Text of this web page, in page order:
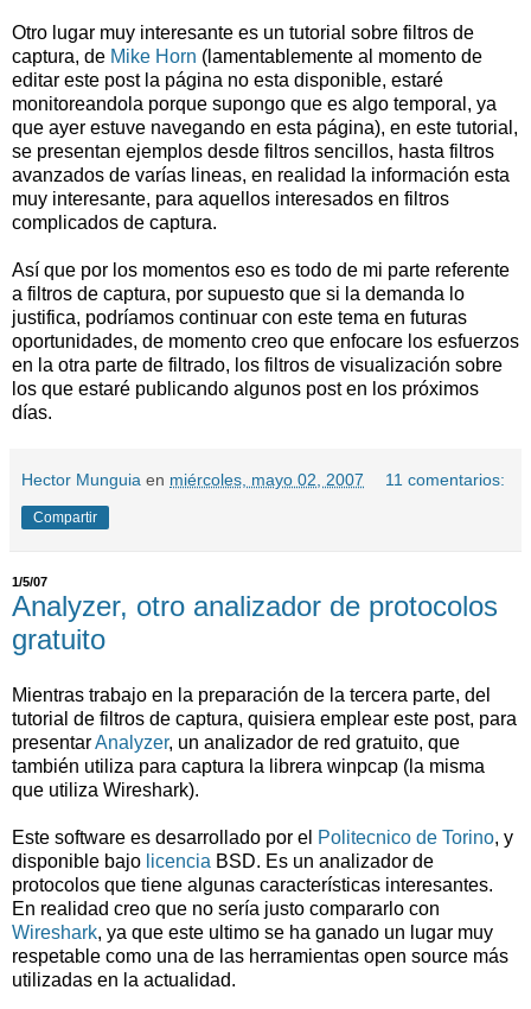
Otro lugar muy interesante es un tutorial sobre filtros de
captura, de Mike Horn (lamentablemente al momento de
editar este post la página no esta disponible, estaré
monitoreandola porque supongo que es algo temporal, ya
que ayer estuve navegando en esta página), en este tutorial,
se presentan ejemplos desde filtros sencillos, hasta filtros
avanzados de varías lineas, en realidad la información esta
muy interesante, para aquellos interesados en filtros
complicados de captura.
Así que por los momentos eso es todo de mi parte referente
a filtros de captura, por supuesto que si la demanda lo
justifica, podríamos continuar con este tema en futuras
oportunidades, de momento creo que enfocare los esfuerzos
en la otra parte de filtrado, los filtros de visualización sobre
los que estaré publicando algunos post en los próximos
días.
Hector Munguia en miércoles, mayo 02, 2007 11 comentarios:
Compartir
1/5/07
Analyzer, otro analizador de protocolos
gratuito
Mientras trabajo en la preparación de la tercera parte, del
tutorial de filtros de captura, quisiera emplear este post, para
presentarAnalyzer, un analizador de red gratuito, que
también utiliza para captura la librera winpcap (la misma
que utiliza Wireshark).
Este software es desarrollado por el Politecnico de Torino, y
disponible bajo licencia BSD. Es un analizador de
protocolos que tiene algunas características interesantes.
En realidad creo que no sería justo compararlo con
Wireshark, ya que este ultimo se ha ganado un lugar muy
respetable como una de las herramientas open source más
utilizadas en la actualidad.